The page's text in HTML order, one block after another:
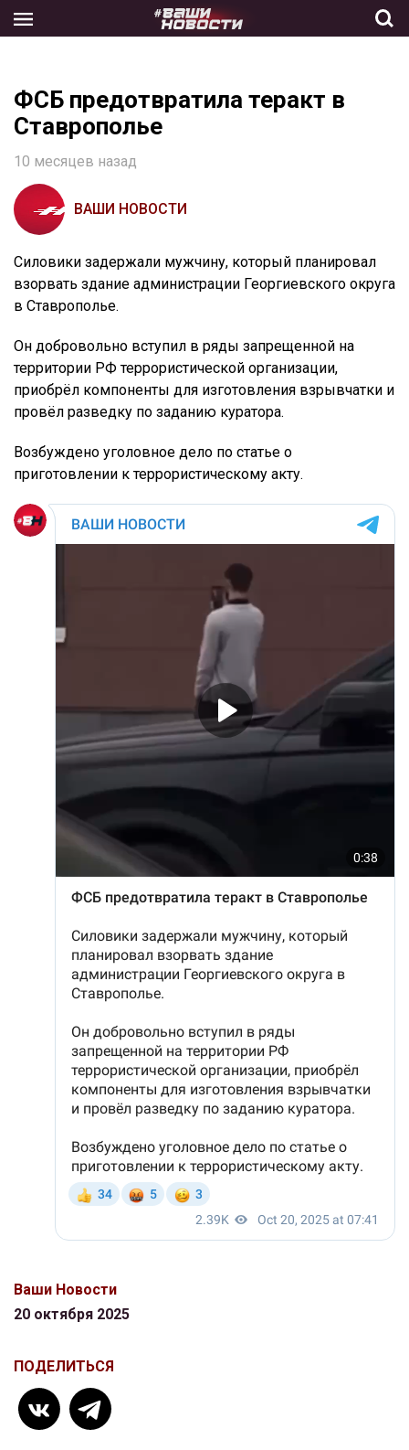
the
ФСБ предотвратила теракт в
Ставрополье
10 месяцев назад
ВАШИ НОВОСТИ
Силовики задержали мужчину, который планировал
взорвать здание администрации Георгиевского округа
в Ставрополье.
Он добровольно вступил в ряды запрещенной на
территории РФ террористической организации,
приобрёл компоненты для изготовления взрывчатки и
провёл разведку по заданию куратора.
Возбуждено уголовное дело по статье о
приготовлении к террористическому акту.
Ваши Новости
20 октября 2025
ПОДЕЛИТЬСЯ